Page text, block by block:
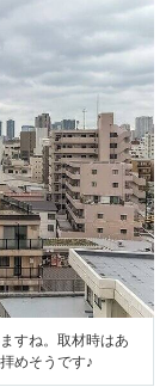
すね。取材時はあ
めそうです♪